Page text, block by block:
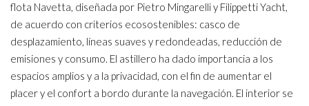
flota Navetta, diseñada por Pietro Mingarelli y Filippetti Yacht,
de acuerdo con criterios ecosostenibles: casco de
desplazamiento, líneas suaves y redondeadas, reducción de
emisiones y consumo. El astillero ha dado importancia a los
espacios amplios y a la privacidad, con el fin de aumentar el
placer y el confort a bordo durante la navegación. El interior se